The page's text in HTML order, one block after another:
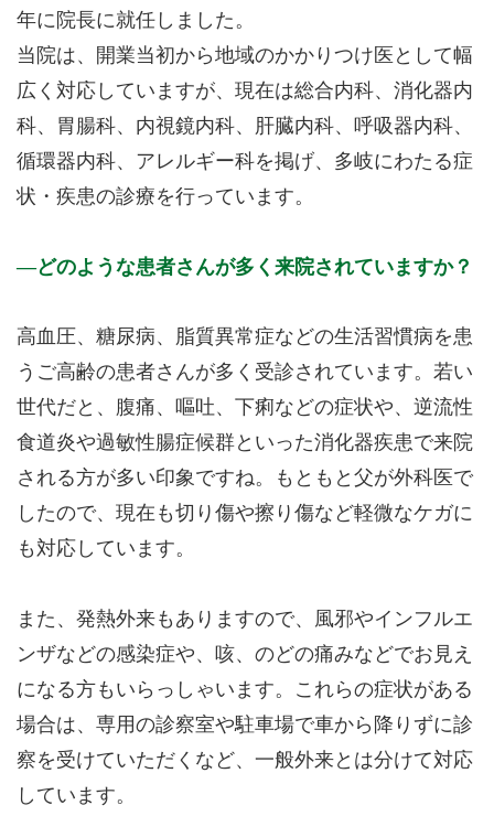
年に院長に就任しました。
当院は、開業当初から地域のかかりつけ医として幅
広く対応していますが、現在は総合内科、消化器内
科、胃腸科、内視鏡内科、肝臓内科、呼吸器内科、
循環器内科、アレルギー科を掲げ、多岐にわたる症
状・疾患の診療を行っています。
どのような患者さんが多く来院されていますか？
高血圧、糖尿病、脂質異常症などの生活習慣病を患
うご高齢の患者さんが多く受診されています。若い
世代だと、腹痛、嘔吐、下痢などの症状や、逆流性
食道炎や過敏性腸症候群といった消化器疾患で来院
される方が多い印象ですね。もともと父が外科医で
したので、現在も切り傷や擦り傷など軽微なケガに
も対応しています。
また、発熱外来もありますので、風邪やインフルエ
ンザなどの感染症や、咳、のどの痛みなどでお見え
になる方もいらっしゃいます。これらの症状がある
場合は、専用の診察室や駐車場で車から降りずに診
察を受けていただくなど、一般外来とは分けて対応
しています。